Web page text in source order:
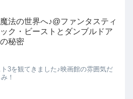
魔法の世界へ♪@ファンタスティ
ック・ビーストとダンブルドア
の秘密
3を観てきました♪映画館の雰囲気だ
！